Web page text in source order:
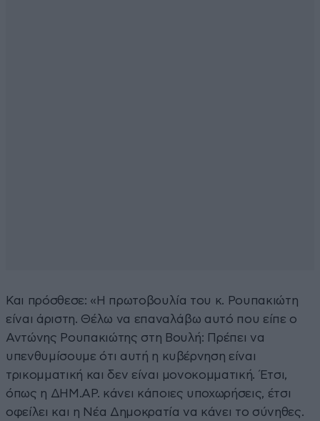
Και πρόσθεσε: «Η πρωτοβουλία του κ. Ρουπακιώτη
είναι άριστη. Θέλω να επαναλάβω αυτό που είπε ο
Αντώνης Ρουπακιώτης στη Βουλή: Πρέπει να
υπενθυμίσουμε ότι αυτή η κυβέρνηση είναι
τρικομματική και δεν είναι μονοκομματική. Έτσι,
όπως η ΔΗΜ.ΑΡ. κάνει κάποιες υποχωρήσεις, έτσι
οφείλει και η Νέα Δημοκρατία να κάνει το σύνηθες.